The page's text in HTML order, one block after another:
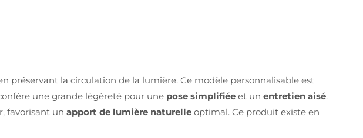
préservant la circulation de la lumière. Ce modèle personnalisable est
une grande légèreté pour une pose simplifiée et un entretien aisé.
favorisant un apport de lumière naturelle optimal. Ce produit existe en